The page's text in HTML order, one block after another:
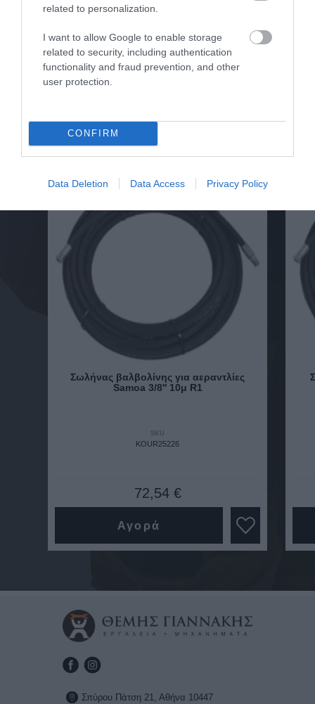
related to personalization.
I want to allow Google to enable storage
related to security, including authentication
functionality and fraud prevention, and other
user protection.
CONFIRM
Data Deletion Data Access Privacy Policy
Σχετικά προϊόντα
Σωλήνας βαλβολίνης για αεραντλίες
Samoa 3/8'' 10μ R1
SKU
KOUR25226
72,54 €
Αγορά
Σπύρου Πάτση 21, Αθήνα 10447